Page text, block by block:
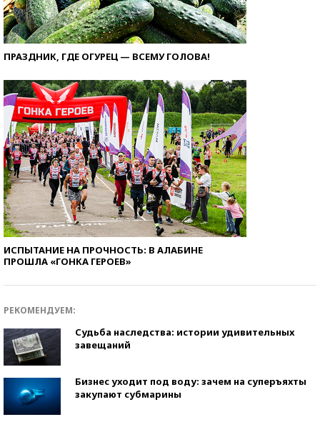
ПРАЗДНИК, ГДЕ ОГУРЕЦ — ВСЕМУ ГОЛОВА!
ИСПЫТАНИЕ НА ПРОЧНОСТЬ: В АЛАБИНЕ
ПРОШЛА «ГОНКА ГЕРОЕВ»
РЕКОМЕНДУЕМ:
Судьба наследства: истории удивительных
завещаний
Бизнес уходит под воду: зачем на суперъяхты
закупают субмарины